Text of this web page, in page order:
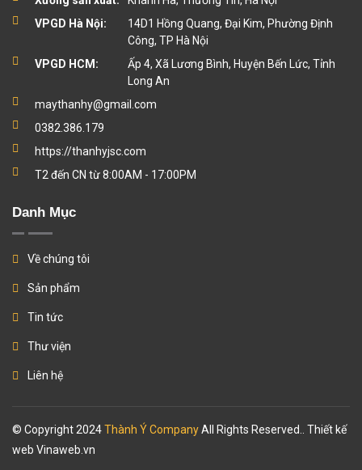
VPGD Hà Nội:
14D1 Hồng Quang, Đại Kim, Phường Định
Công, TP Hà Nội
VPGD HCM:
Ấp 4, Xã Lương Bình, Huyện Bến Lức, Tỉnh
Long An
maythanhy@gmail.com
0382.386.179
https://thanhyjsc.com
T2 đến CN từ 8:00AM - 17:00PM
Danh Mục
Về chúng tôi
Sản phẩm
Tin tức
Thư viện
Liên hệ
© Copyright 2024Thành Ý CompanyAll Rights Reserved.. Thiết kế
web Vinaweb.vn